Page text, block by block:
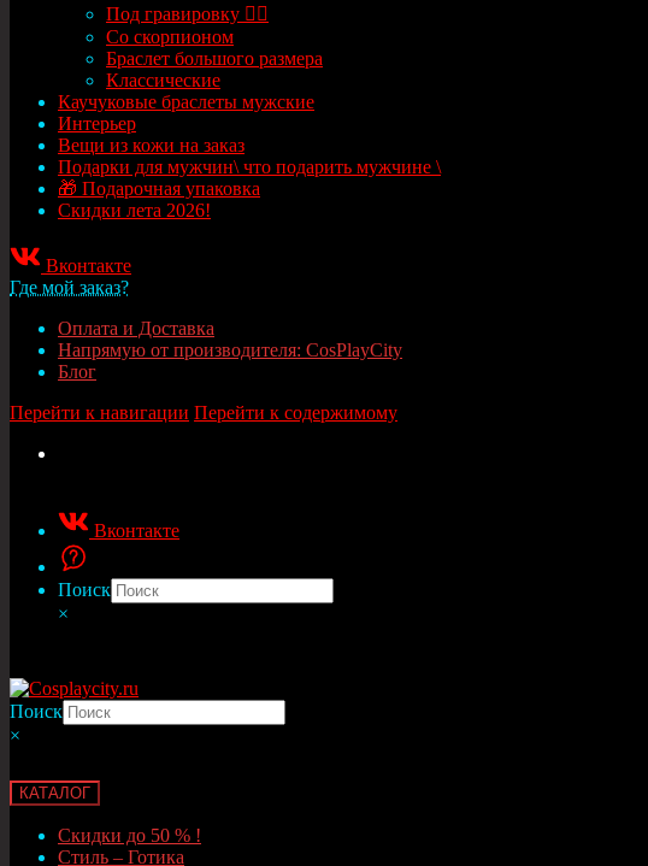
Под гравировку ✍🏻
Со скорпионом
Браслет большого размера
Классические
Каучуковые браслеты мужские
Интерьер
Вещи из кожи на заказ
Подарки для мужчин\ что подарить мужчине \
🎁 Подарочная упаковка
Скидки лета 2026!
Вконтакте
Где мой заказ?
Оплата и Доставка
Напрямую от производителя: CosPlayCity
Блог
Перейти к навигации Перейти к содержимому
Вконтакте
Поиск
×
Поиск
×
КАТАЛОГ
Скидки до 50 % !
Стиль – Готика